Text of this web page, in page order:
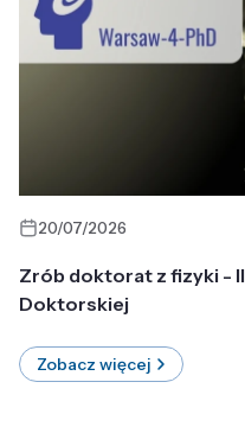
20/07/2026
Zrób doktorat z fizyki -
Doktorskiej
Zobacz więcej